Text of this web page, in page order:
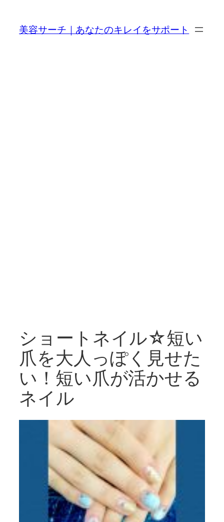
美容サーチ｜あなたのキレイをサポート
ショートネイル☆短い
爪を大人っぽく見せた
い！短い爪が活かせる
ネイル